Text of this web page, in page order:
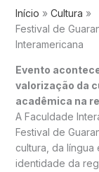
Início
Cultura
Festival de
Interamericana
Evento
valorização da
acadêmica na
A Faculdade
Festival de
cultura, da
identidade da